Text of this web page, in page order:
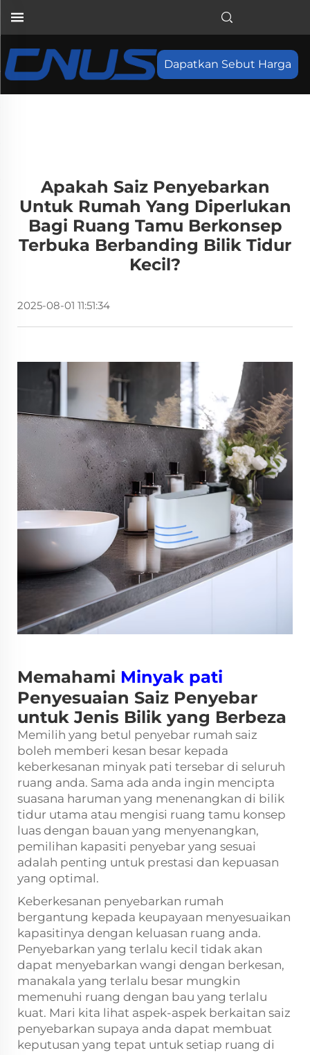
Dapatkan Sebut Harga
Apakah Saiz Penyebarkan
Untuk Rumah Yang Diperlukan
Bagi Ruang Tamu Berkonsep
Terbuka Berbanding Bilik Tidur
Kecil?
2025-08-01 11:51:34
Memahami Minyak pati
Penyesuaian Saiz Penyebar
untuk Jenis Bilik yang Berbeza
Memilih yang betul penyebar rumah saiz
boleh memberi kesan besar kepada
keberkesanan minyak pati tersebar di seluruh
ruang anda. Sama ada anda ingin mencipta
suasana haruman yang menenangkan di bilik
tidur utama atau mengisi ruang tamu konsep
luas dengan bauan yang menyenangkan,
pemilihan kapasiti penyebar yang sesuai
adalah penting untuk prestasi dan kepuasan
yang optimal.
Keberkesanan penyebarkan rumah
bergantung kepada keupayaan menyesuaikan
kapasitinya dengan keluasan ruang anda.
Penyebarkan yang terlalu kecil tidak akan
dapat menyebarkan wangi dengan berkesan,
manakala yang terlalu besar mungkin
memenuhi ruang dengan bau yang terlalu
kuat. Mari kita lihat aspek-aspek berkaitan saiz
penyebarkan supaya anda dapat membuat
keputusan yang tepat untuk setiap ruang di